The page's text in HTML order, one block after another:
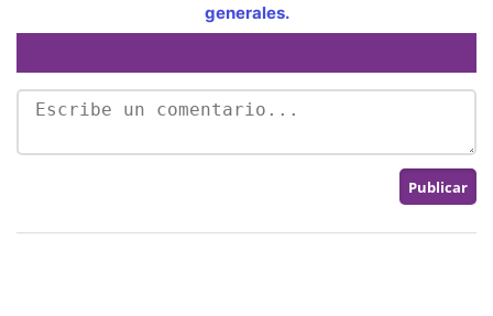
generales.